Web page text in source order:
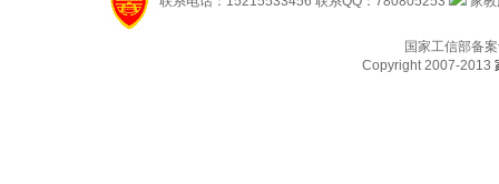
国家工信部备
Copyright 2007-2013